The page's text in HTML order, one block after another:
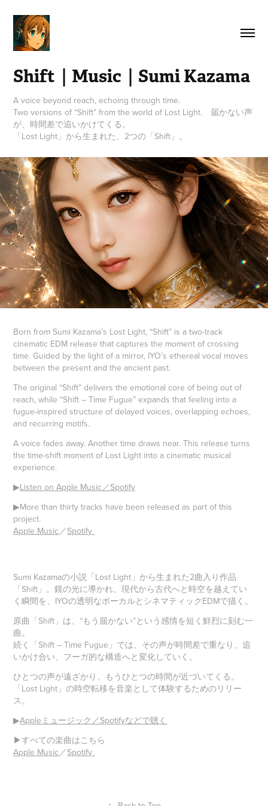
Shift｜Music｜Sumi Kazama
A voice beyond reach, echoing through time.
Two versions of “Shift” from the world of Lost Light. 届かない声
が、時間差で追いかけてくる。
「Lost Light」から生まれた、2つの「Shift」。
Born from Sumi Kazama’s Lost Light, “Shift” is a two-track
cinematic EDM release that captures the moment of crossing
time. Guided by the light of a mirror, IYO’s ethereal vocal moves
between the present and the ancient past.
The original “Shift” delivers the emotional core of being out of
reach, while “Shift – Time Fugue” expands that feeling into a
fugue-inspired structure of delayed voices, overlapping echoes,
and recurring motifs.
A voice fades away. Another time draws near. This release turns
the time-shift moment of Lost Light into a cinematic musical
experience.
▶Listen on Apple Music／Spotify
▶More than thirty tracks have been released as part of this
project.​​​​​​​
Apple Music／Spotify
Sumi Kazamaの小説「Lost Light」から生まれた2曲入り作品
「Shift」。鏡の光に導かれ、現代から古代へと時空を越えてい
く瞬間を、IYOの透明なボーカルとシネマティックEDMで描く。
原曲「Shift」は、“もう届かない”という感情を短く鮮烈に刻む一
曲。
続く「Shift – Time Fugue」では、その声が時間差で重なり、追
いかけ合い、フーガ的な構造へと変化していく。
ひとつの声が遠ざかり、もうひとつの時間が近づいてくる。
「Lost Light」の時空転移を音楽として体験するためのリリー
ス。
▶Appleミュージック／Spotifyなどで聴く
▶すべての楽曲はこちら
Apple Music／Spotify